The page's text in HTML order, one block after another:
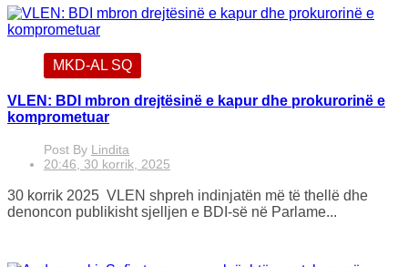
MKD-AL SQ
VLEN: BDI mbron drejtësinë e kapur dhe prokurorinë e
komprometuar
Post By Lindita
20:46, 30 korrik, 2025
30 korrik 2025 VLEN shpreh indinjatën më të thellë dhe
denoncon publikisht sjelljen e BDI-së në Parlame...